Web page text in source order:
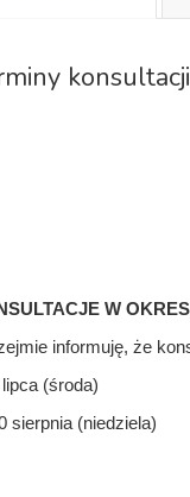
W
informuję, że
lipca
sierpnia